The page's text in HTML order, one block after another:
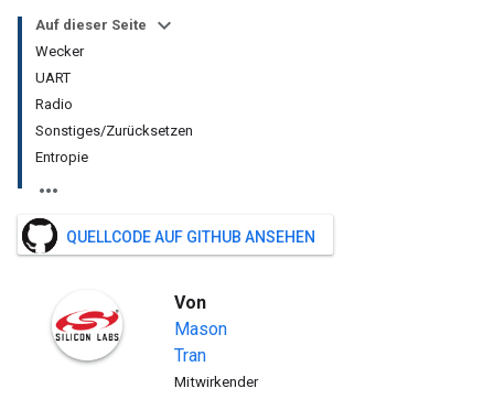
Auf dieser Seite
Wecker
UART
Radio
Sonstiges/Zurücksetzen
Entropie
QUELLCODE AUF GITHUB ANSEHEN
Von
Mason
Tran
Mitwirkender